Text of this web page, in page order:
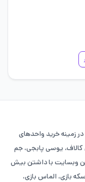
گرند فورس دارید می
گرند فورس کالاف در
شماره های ما در ارتباط
در صورت وقوع مشکل تیم
در زمینه خرید واحدهای
کالاف، یوسی پابجی، جم
وبسایت با داشتن بیش
بازی، الماس بازی،